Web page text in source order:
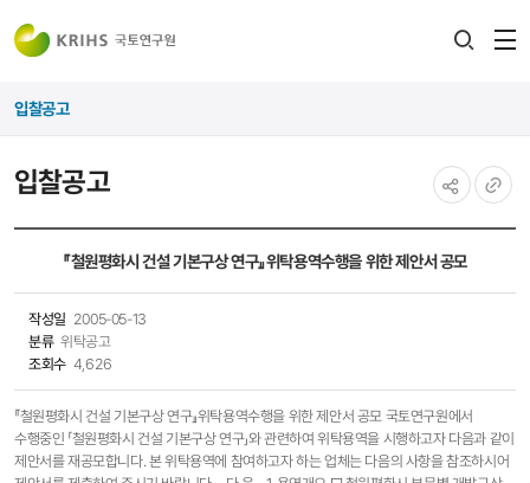
입찰공고
입찰공고
『철원평화시 건설 기본구상 연구』위탁용역수행을 위한 제안서 공모
작성일 2005-05-13
분류 위탁공고
조회수 4,626
『철원평화시 건설 기본구상 연구』위탁용역수행을 위한 제안서 공모 국토연구원에서
수행중인 「철원평화시 건설 기본구상 연구」와 관련하여 위탁용역을 시행하고자 다음과 같이
제안서를 재공모합니다. 본 위탁용역에 참여하고자 하는 업체는 다음의 사항을 참조하시어